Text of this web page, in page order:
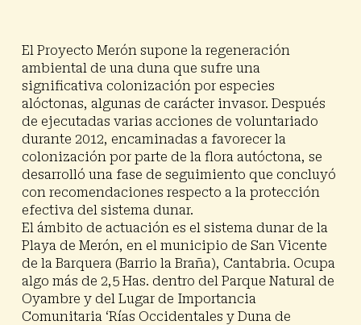
El Proyecto Merón supone la regeneración
ambiental de una duna que sufre una
significativa colonización por especies
alóctonas, algunas de carácter invasor. Después
de ejecutadas varias acciones de voluntariado
durante 2012, encaminadas a favorecer la
colonización por parte de la flora autóctona, se
desarrolló una fase de seguimiento que concluyó
con recomendaciones respecto a la protección
efectiva del sistema dunar.
El ámbito de actuación es el sistema dunar de la
Playa de Merón, en el municipio de San Vicente
de la Barquera (Barrio la Braña), Cantabria. Ocupa
algo más de 2,5 Has. dentro del Parque Natural de
Oyambre y del Lugar de Importancia
Comunitaria ‘Rías Occidentales y Duna de